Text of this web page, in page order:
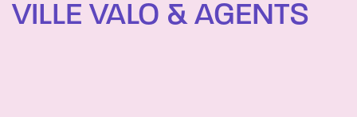
VILLE VALO & AGENTS